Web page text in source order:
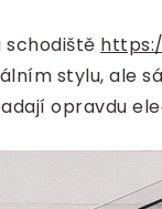
schodiště
stylu, ale
opravdu